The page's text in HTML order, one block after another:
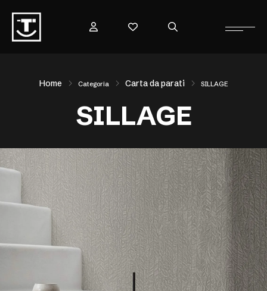
Home Categoria Carta da parati SILLAGE
SILLAGE